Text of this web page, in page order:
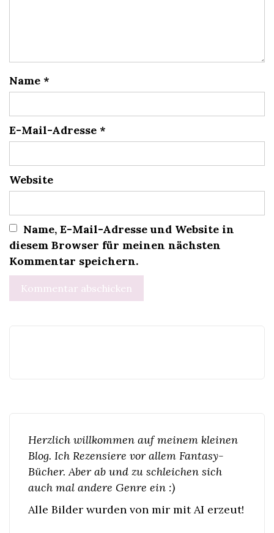
Name *
E-Mail-Adresse *
Website
Name, E-Mail-Adresse und Website in
diesem Browser für meinen nächsten
Kommentar speichern.
Herzlich willkommen auf meinem kleinen
Blog. Ich Rezensiere vor allem Fantasy-
Bücher. Aber ab und zu schleichen sich
auch mal andere Genre ein :)
Alle Bilder wurden von mir mit AI erzeut!